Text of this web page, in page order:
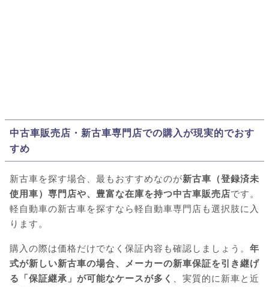
中古車販売店・新古車専門店での購入が現実的でおす
すめ
新古車を探す場合、最もおすすめなのが新古車（登録済未
使用車）専門店や、豊富な在庫を持つ中古車販売店です。
軽自動車の新古車を探すなら軽自動車専門店も選択肢に入
ります。
購入の際は価格だけでなく保証内容も確認しましょう。 年
式が新しい新古車の場合、メーカーの新車保証を引き継げ
る「保証継承」が可能なケースが多く 、実質的に新車と近